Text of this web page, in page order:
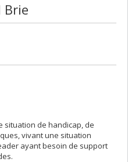
Brie
situation de handicap, de
vivant une situation
ayant besoin de support